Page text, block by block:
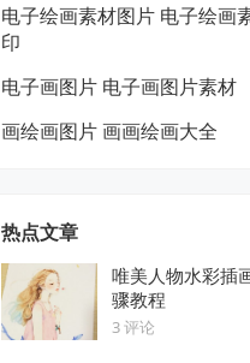
电子绘画素材图片 电子绘画
印
电子画图片 电子画图片素材
画绘画图片 画画绘画大全
热点文章
唯美人物水彩插
骤教程
3 评论